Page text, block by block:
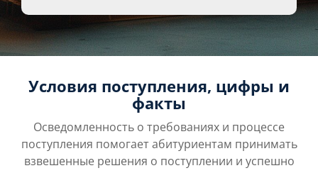
Условия поступления, цифры и
факты
Осведомленность о требованиях и процессе
поступления помогает абитуриентам принимать
взвешенные решения о поступлении и успешно